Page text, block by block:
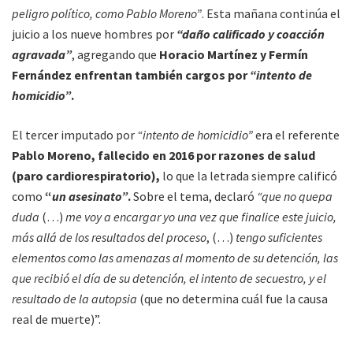
peligro político, como Pablo Moreno”. Esta mañana continúa el
juicio a los nueve hombres por “daño calificado y coacción
agravada”, agregando que Horacio Martínez y Fermín
Fernández enfrentan también cargos por“intento de
homicidio”.
El tercer imputado por “intento de homicidio”era el referente
Pablo Moreno, fallecido en 2016 por razones de salud
(paro cardiorespiratorio), lo que la letrada siempre calificó
como “un asesinato”.Sobre el tema, declaró “que no quepa
duda (…) me voy a encargar yo una vez que finalice este juicio,
más allá de los resultados del proceso, (…) tengo suficientes
elementos como las amenazas al momento de su detención, las
que recibió el día de su detención, el intento de secuestro, y el
resultado de la autopsia (que no determina cuál fue la causa
real de muerte)”.